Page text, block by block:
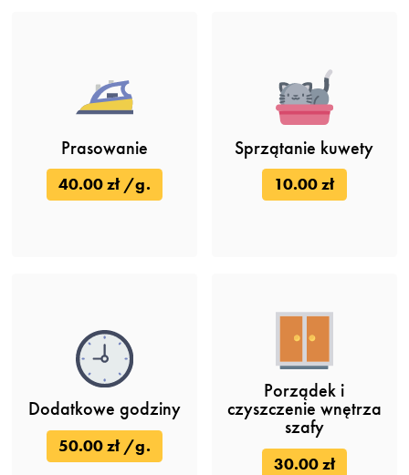
Prasowanie
40.00 zł /g.
Sprzątanie kuwety
10.00 zł
Dodatkowe godziny
50.00 zł /g.
Porządek i
czyszczenie wnętrza
szafy
30.00 zł